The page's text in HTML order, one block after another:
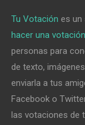
Tu Votación es un
hacer una votación
personas para
de texto,
enviarla a tus
Facebook o
las votaciones de